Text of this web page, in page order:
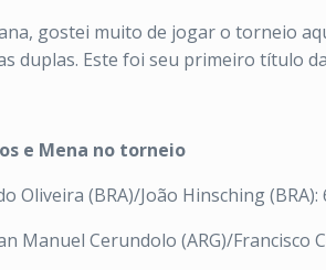
gostei muito de jogar o torneio
duplas. Este foi seu primeiro título
e Mena no torneio
Oliveira (BRA)/João Hinsching (BRA):
Manuel Cerundolo (ARG)/Francisco